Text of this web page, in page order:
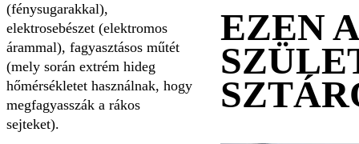
(fénysugarakkal),
elektrosebészet (elektromos
árammal), fagyasztásos műtét
(mely során extrém hideg
hőmérsékletet használnak, hogy
megfagyasszák a rákos
sejteket).
EZEN